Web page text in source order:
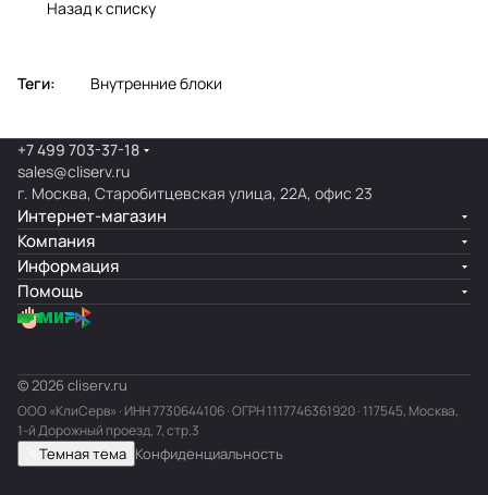
Назад к списку
Теги: Внутренние блоки
+7 499 703-37-18
sales@cliserv.ru
г. Москва, Старобитцевская улица, 22А, офис 23
Интернет-магазин
Компания
Информация
Помощь
© 2026 cliserv.ru
ООО «КлиСерв» · ИНН7730644106· ОГРН 1117746361920 · 117545, Москва,
1-й Дорожный проезд, 7, стр.3
Темная тема Конфиденциальность